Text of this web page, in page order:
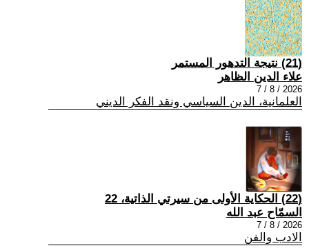
(21) نتيجة التدهور المستمر
علاء الدين الظاهر
2026 / 8 / 7
العلمانية، الدين السياسي ونقد الفكر الديني
(22) الحكاية الأولى من سيرتي الذاتية، 22
السمّاح عبد الله
2026 / 8 / 7
الادب والفن